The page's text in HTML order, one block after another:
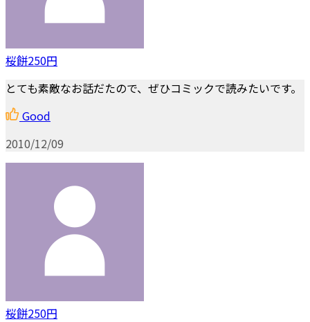
桜餅250円
とても素敵なお話だたので、ぜひコミックで読みたいです。
Good
2010/12/09
桜餅250円